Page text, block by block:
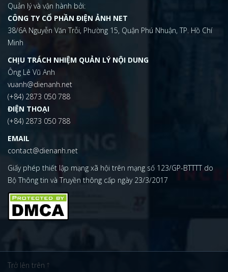
Quản lý và vận hành bởi:
CÔNG TY CỔ PHẦN ĐIỆN ẢNH NET
38/6A Nguyễn Văn Trỗi, Phường 15, Quận Phú Nhuận, TP. Hồ Chí
Minh
CHỊU TRÁCH NHIỆM QUẢN LÝ NỘI DUNG
Ông Lê Vũ Anh
vuanh@dienanh.net
(+84) 2873 050 788
ĐIỆN THOẠI
(+84) 2873 050 788
EMAIL
contact@dienanh.net
Giấy phép thiết lập mạng xã hội trên mạng số 123/GP-BTTTT do
Bộ Thông tin và Truyền thông cấp ngày 23/3/2017
Trở lên trên